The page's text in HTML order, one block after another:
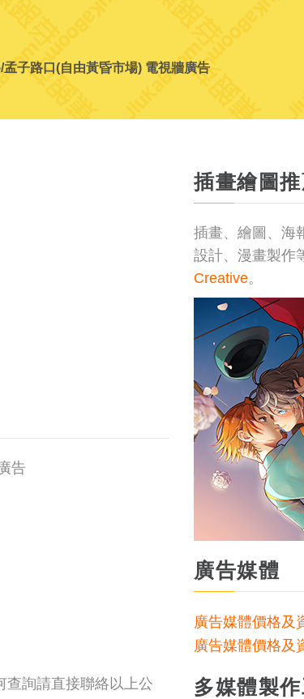
子路口(自由黃昏市場) 電視牆廣告
告
查詢請直接聯絡以上公
插畫繪圖
插畫、繪圖、海
設計、漫畫製作
Creative。
廣告媒體
廣告媒體價格及
廣告媒體價格及
多媒體製